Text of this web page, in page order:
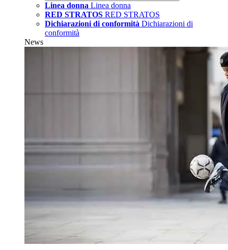
Linea donna Linea donna
RED STRATOS RED STRATOS
Dichiarazioni di conformità Dichiarazioni di
conformità
News